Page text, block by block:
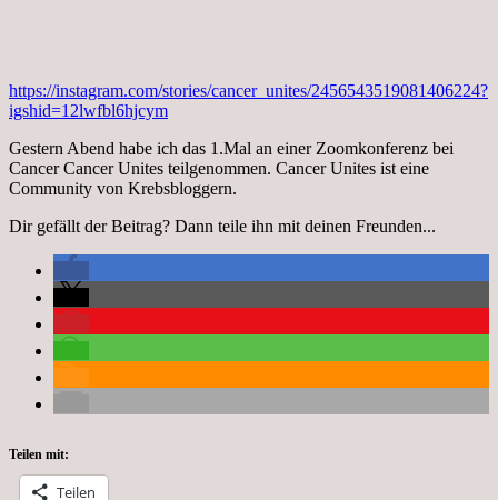
https://instagram.com/stories/cancer_unites/2456543519081406224?
igshid=12lwfbl6hjcym
Gestern Abend habe ich das 1.Mal an einer Zoomkonferenz bei
Cancer Cancer Unites teilgenommen. Cancer Unites ist eine
Community von Krebsbloggern.
Dir gefällt der Beitrag? Dann teile ihn mit deinen Freunden...
Teilen mit:
Teilen